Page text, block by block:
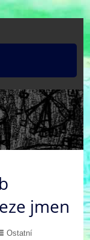
jmen
Ostatní